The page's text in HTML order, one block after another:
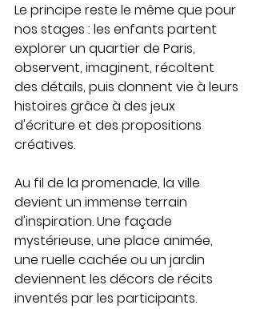
Le principe reste le même que pour
nos stages : les enfants partent
explorer un quartier de Paris,
observent, imaginent, récoltent
des détails, puis donnent vie à leurs
histoires grâce à des jeux
d'écriture et des propositions
créatives.
Au fil de la promenade, la ville
devient un immense terrain
d'inspiration. Une façade
mystérieuse, une place animée,
une ruelle cachée ou un jardin
deviennent les décors de récits
inventés par les participants.